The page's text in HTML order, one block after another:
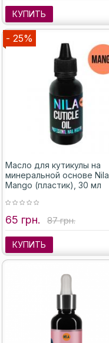
КУПИТЬ
- 25%
Масло для кутикулы на
минеральной основе Nila
Mango (пластик), 30 мл
65 грн. 87 грн.
КУПИТЬ